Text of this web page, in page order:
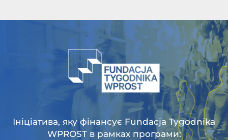
Ініціатива, яку фінансує Fundacja Tygodnika
WPROST в рамках програми: